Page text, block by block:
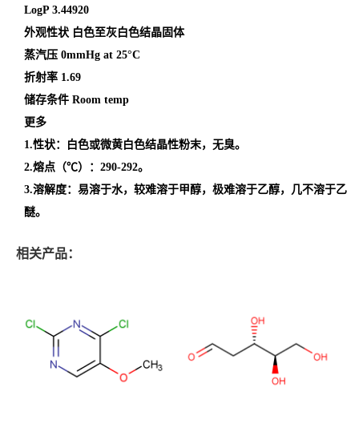
LogP 3.44920
外观性状 白色至灰白色结晶固体
蒸汽压 0mmHg at 25°C
折射率 1.69
储存条件 Room temp
更多
1.性状：白色或微黄白色结晶性粉末，无臭。
2.熔点（℃）：290-292。
3.溶解度：易溶于水，较难溶于甲醇，极难溶于乙醇，几不溶于乙
醚。
相关产品：